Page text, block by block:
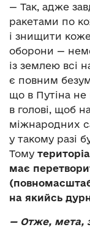
— Так, адже
ракетами по
і знищити
оборони —
із землею всі
є повним
що в Путіна не
в голові, щоб
міжнародних
у такому разі
Тому
має
на якийсь
— Отже, мета,